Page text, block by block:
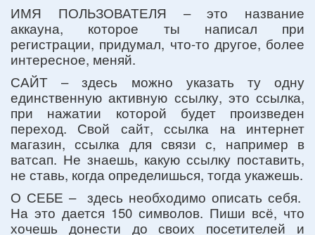
ИМЯ ПОЛЬЗОВАТЕЛЯ – это название
аккауна, которое ты написал при
регистрации, придумал, что-то другое, более
интересное, меняй.
САЙТ – здесь можно указать ту одну
единственную активную ссылку, это ссылка,
при нажатии которой будет произведен
переход. Свой сайт, ссылка на интернет
магазин, ссылка для связи с, например в
ватсап. Не знаешь, какую ссылку поставить,
не ставь, когда определишься, тогда укажешь.
О СЕБЕ – здесь необходимо описать себя.
На это дается 150 символов. Пиши всё, что
хочешь донести до своих посетителей и